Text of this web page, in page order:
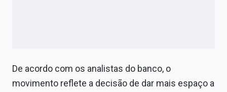
Conteúdo de Marca
De acordo com os analistas do banco, o
movimento reflete a decisão de dar mais espaço a